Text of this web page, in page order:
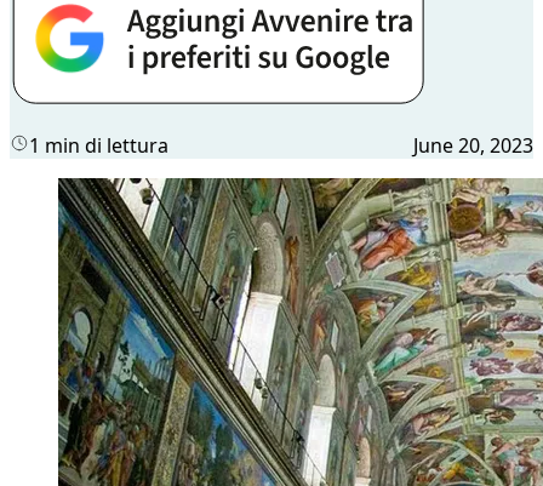
1 min di lettura June 20, 2023